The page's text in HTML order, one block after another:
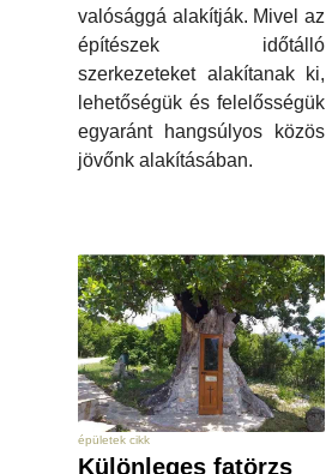
valósággá alakítják. Mivel az
építészek időtálló
szerkezeteket alakítanak ki,
lehetőségük és felelősségük
egyaránt hangsúlyos közös
jövőnk alakításában.
épületek cikk
Különleges fatörzs